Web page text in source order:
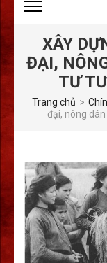
XÂY
ĐẠI,
TƯ
Trang chủ >
đại, nông